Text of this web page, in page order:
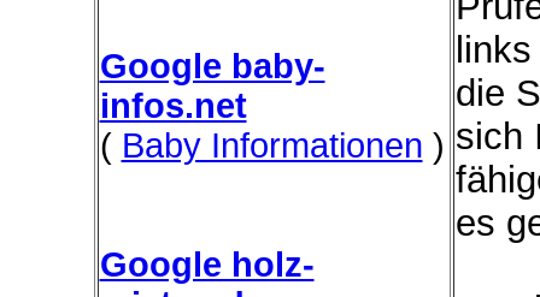
Google baby-
infos.net
( Baby Informationen )
Google holz-
die
sich
es